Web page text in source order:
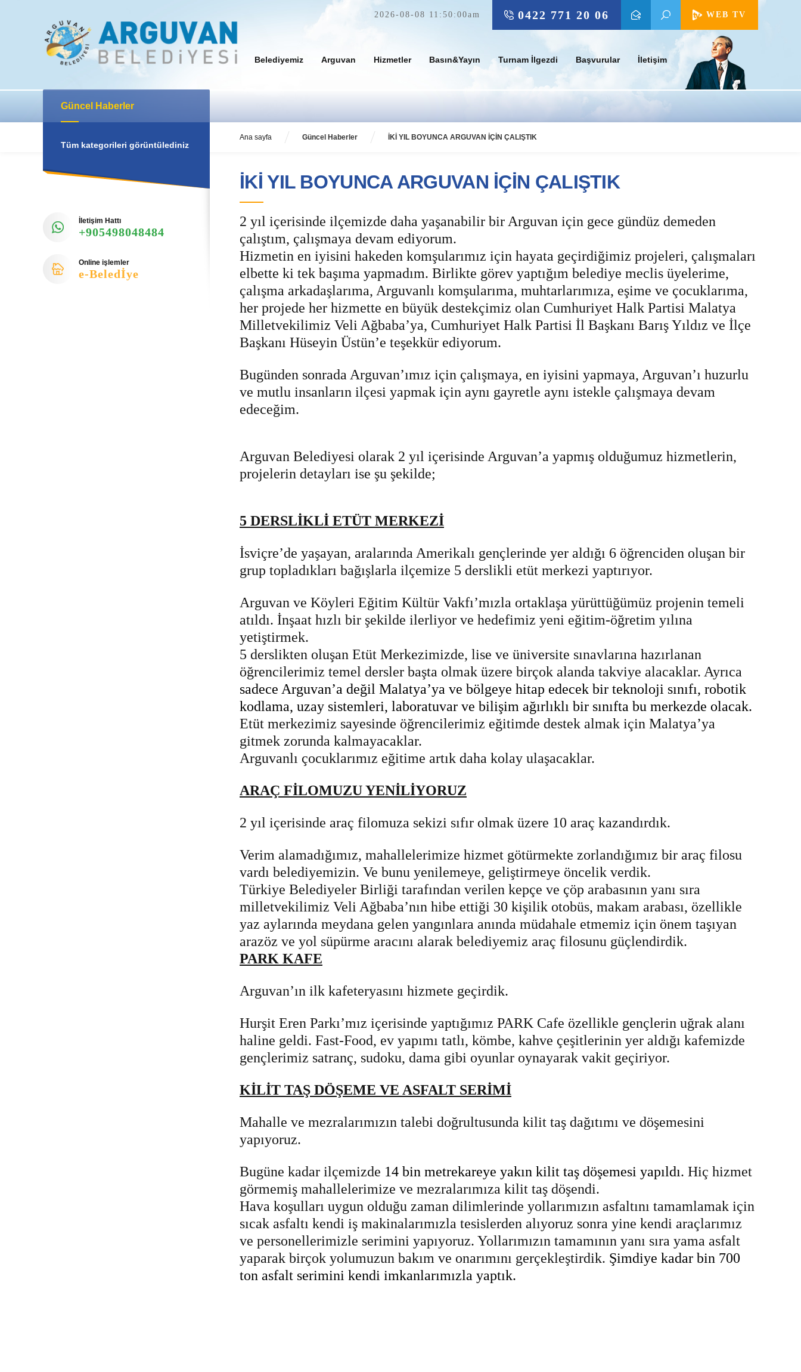
WEB TV
0422 771 20 06
2026-08-08 11:50:00am
Belediyemiz Arguvan Hizmetler Basın&Yayın Turnam İlgezdi Başvurular İletişim
Ana sayfa Güncel Haberler İKİ YIL BOYUNCA ARGUVAN İÇİN ÇALIŞTIK
Güncel Haberler
Tüm kategorileri görüntülediniz
İletişim Hattı
+905498048484
Online işlemler
e-Beledİye
İKİ YIL BOYUNCA ARGUVAN İÇİN ÇALIŞTIK
2 yıl içerisinde ilçemizde daha yaşanabilir bir Arguvan için gece gündüz demeden
çalıştım, çalışmaya devam ediyorum.
Hizmetin en iyisini hakeden komşularımız için hayata geçirdiğimiz projeleri, çalışmaları
elbette ki tek başıma yapmadım. Birlikte görev yaptığım belediye meclis üyelerime,
çalışma arkadaşlarıma, Arguvanlı komşularıma, muhtarlarımıza, eşime ve çocuklarıma,
her projede her hizmette en büyük destekçimiz olan Cumhuriyet Halk Partisi Malatya
Milletvekilimiz Veli Ağbaba’ya, Cumhuriyet Halk Partisi İl Başkanı Barış Yıldız ve İlçe
Başkanı Hüseyin Üstün’e teşekkür ediyorum.
Bugünden sonrada Arguvan’ımız için çalışmaya, en iyisini yapmaya, Arguvan’ı huzurlu
ve mutlu insanların ilçesi yapmak için aynı gayretle aynı istekle çalışmaya devam
edeceğim.
Arguvan Belediyesi olarak 2 yıl içerisinde Arguvan’a yapmış olduğumuz hizmetlerin,
projelerin detayları ise şu şekilde;
5 DERSLİKLİ ETÜT MERKEZİ
İsviçre’de yaşayan, aralarında Amerikalı gençlerinde yer aldığı 6 öğrenciden oluşan bir
grup topladıkları bağışlarla ilçemize 5 derslikli etüt merkezi yaptırıyor.
Arguvan ve Köyleri Eğitim Kültür Vakfı’mızla ortaklaşa yürüttüğümüz projenin temeli
atıldı. İnşaat hızlı bir şekilde ilerliyor ve hedefimiz yeni eğitim-öğretim yılına
yetiştirmek.
5 derslikten oluşan Etüt Merkezimizde, lise ve üniversite sınavlarına hazırlanan
öğrencilerimiz temel dersler başta olmak üzere birçok alanda takviye alacaklar. Ayrıca
sadece Arguvan’a değil Malatya’ya ve bölgeye hitap edecek bir teknoloji sınıfı, robotik
kodlama, uzay sistemleri, laboratuvar ve bilişim ağırlıklı bir sınıfta bu merkezde olacak.
Etüt merkezimiz sayesinde öğrencilerimiz eğitimde destek almak için Malatya’ya
gitmek zorunda kalmayacaklar.
Arguvanlı çocuklarımız eğitime artık daha kolay ulaşacaklar.
ARAÇ FİLOMUZU YENİLİYORUZ
2 yıl içerisinde araç filomuza sekizi sıfır olmak üzere 10 araç kazandırdık.
Verim alamadığımız, mahallelerimize hizmet götürmekte zorlandığımız bir araç filosu
vardı belediyemizin. Ve bunu yenilemeye, geliştirmeye öncelik verdik.
Türkiye Belediyeler Birliği tarafından verilen kepçe ve çöp arabasının yanı sıra
milletvekilimiz Veli Ağbaba’nın hibe ettiği 30 kişilik otobüs, makam arabası, özellikle
yaz aylarında meydana gelen yangınlara anında müdahale etmemiz için önem taşıyan
arazöz ve yol süpürme aracını alarak belediyemiz araç filosunu güçlendirdik.
PARK KAFE
Arguvan’ın ilk kafeteryasını hizmete geçirdik.
Hurşit Eren Parkı’mız içerisinde yaptığımız PARK Cafe özellikle gençlerin uğrak alanı
haline geldi. Fast-Food, ev yapımı tatlı, kömbe, kahve çeşitlerinin yer aldığı kafemizde
gençlerimiz satranç, sudoku, dama gibi oyunlar oynayarak vakit geçiriyor.
KİLİT TAŞ DÖŞEME VE ASFALT SERİMİ
Mahalle ve mezralarımızın talebi doğrultusunda kilit taş dağıtımı ve döşemesini
yapıyoruz.
Bugüne kadar ilçemizde 14 bin metrekareye yakın kilit taş döşemesi yapıldı. Hiç hizmet
görmemiş mahallelerimize ve mezralarımıza kilit taş döşendi.
Hava koşulları uygun olduğu zaman dilimlerinde yollarımızın asfaltını tamamlamak için
sıcak asfaltı kendi iş makinalarımızla tesislerden alıyoruz sonra yine kendi araçlarımız
ve personellerimizle serimini yapıyoruz. Yollarımızın tamamının yanı sıra yama asfalt
yaparak birçok yolumuzun bakım ve onarımını gerçekleştirdik. Şimdiye kadar bin 700
ton asfalt serimini kendi imkanlarımızla yaptık.